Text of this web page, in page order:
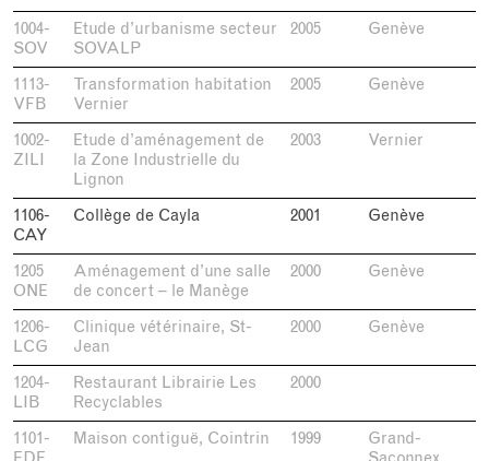
1004-
SOV
Etude d’urbanisme secteur
SOVALP
2005 Genève
1113-
VFB
Transformation habitation
Vernier
2005 Genève
1002-
ZILI
Etude d’aménagement de
la Zone Industrielle du
Lignon
2003 Vernier
1106-
CAY
Collège de Cayla 2001 Genève
1205
ONE
Aménagement d’une salle
de concert – le Manège
2000 Genève
1206-
LCG
Clinique vétérinaire, St-
Jean
2000 Genève
1204-
LIB
Restaurant Librairie Les
Recyclables
2000
1101-
EDE
Maison contiguë, Cointrin 1999
Grand-
Saconnex